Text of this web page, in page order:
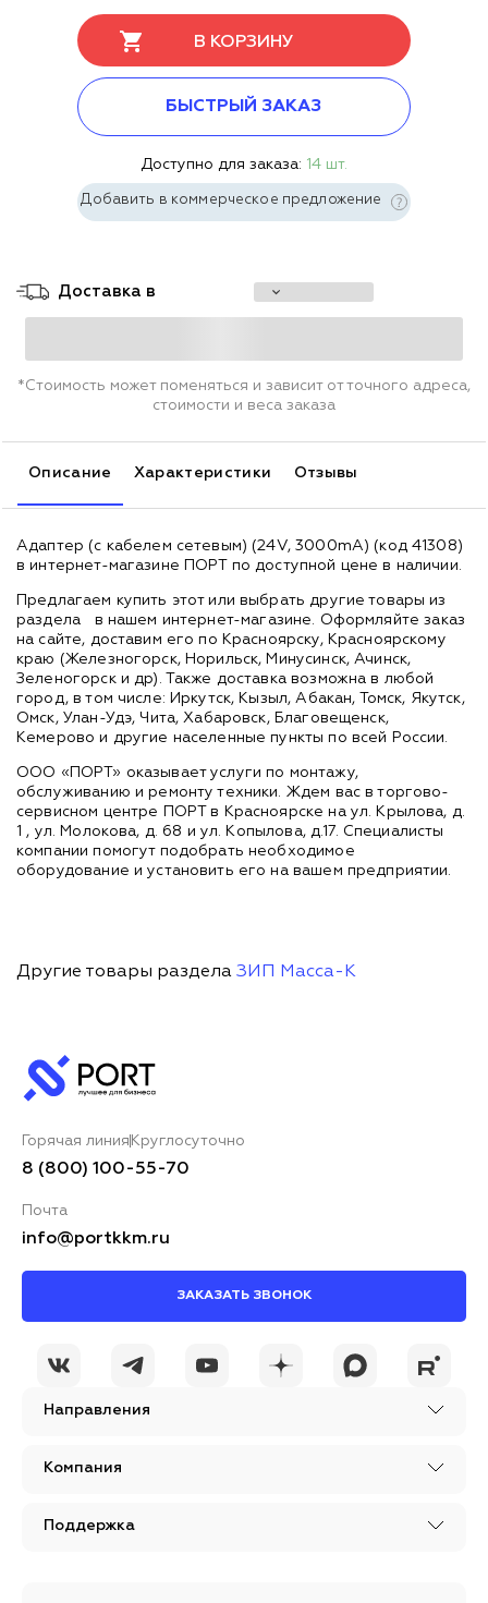
В КОРЗИНУ
БЫСТРЫЙ ЗАКАЗ
Доступно для заказа: 14 шт.
Добавить в коммерческое предложение
Доставка в
*Стоимость может поменяться и зависит от точного адреса,
стоимости и веса заказа
Описание Характеристики Отзывы
Адаптер (с кабелем сетевым) (24V, 3000mA) (код 41308)
в интернет-магазине ПОРТ по доступной цене в наличии.
Предлагаем купить этот или выбрать другие товары из
раздела
в нашем интернет-магазине. Оформляйте заказ
на сайте, доставим его по Красноярску, Красноярскому
краю (Железногорск, Норильск, Минусинск, Ачинск,
Зеленогорск и др). Также доставка возможна в любой
город, в том числе: Иркутск, Кызыл, Абакан, Томск, Якутск,
Омск, Улан-Удэ, Чита, Хабаровск, Благовещенск,
Кемерово и другие населенные пункты по всей России.
ООО «ПОРТ» оказывает услуги по монтажу,
обслуживанию и ремонту техники. Ждем вас в торгово-
сервисном центре ПОРТ в Красноярске на ул. Крылова, д.
1 , ул. Молокова, д. 68 и ул. Копылова, д.17. Специалисты
компании помогут подобрать необходимое
оборудование и установить его на вашем предприятии.
Другие товары раздела ЗИП Масса-К
Направления
Компания
Поддержка
Горячая линия Круглосуточно
8 (800) 100-55-70
Почта
info@portkkm.ru
ЗАКАЗАТЬ ЗВОНОК